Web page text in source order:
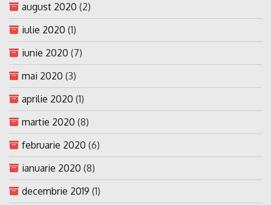
august 2020 (2)
iulie 2020 (1)
iunie 2020 (7)
mai 2020 (3)
aprilie 2020 (1)
martie 2020 (8)
februarie 2020 (6)
ianuarie 2020 (8)
decembrie 2019 (1)